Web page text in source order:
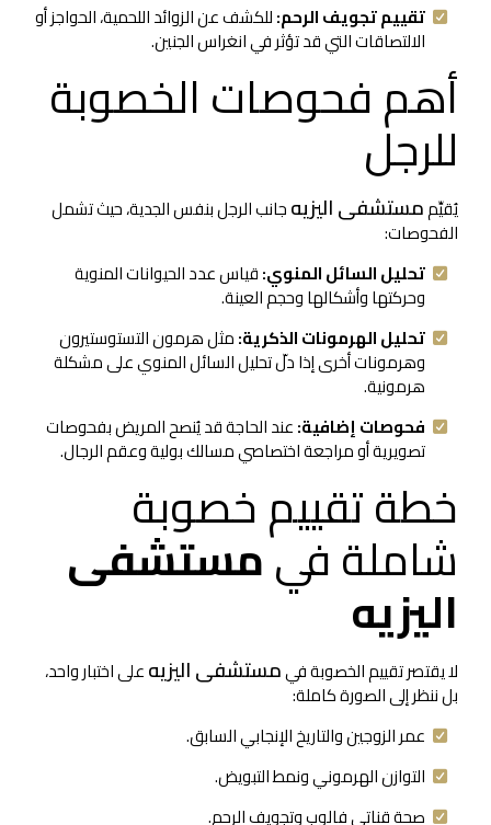
تقييم تجويف الرحم:للكشف عن الزوائد اللحمية، الحواجز أو
الالتصاقات التي قد تؤثر في انغراس الجنين.
أهم فحوصات الخصوبة
للرجل
يُقيِّممستشفى اليزيهجانب الرجل بنفس الجدية، حيث تشمل
الفحوصات:
تحليل السائل المنوي:قياس عدد الحيوانات المنوية
وحركتها وأشكالها وحجم العينة.
تحليل الهرمونات الذكرية:مثل هرمون التستوستيرون
وهرمونات أخرى إذا دلّ تحليل السائل المنوي على مشكلة
هرمونية.
فحوصات إضافية:عند الحاجة قد يُنصح المريض بفحوصات
تصويرية أو مراجعة اختصاصي مسالك بولية وعقم الرجال.
خطة تقييم خصوبة
شاملة فيمستشفى
اليزيه
لا يقتصر تقييم الخصوبة فيمستشفى اليزيهعلى اختبار واحد،
بل ننظر إلى الصورة كاملة:
عمر الزوجين والتاريخ الإنجابي السابق.
التوازن الهرموني ونمط التبويض.
صحة قناتي فالوب وتجويف الرحم.